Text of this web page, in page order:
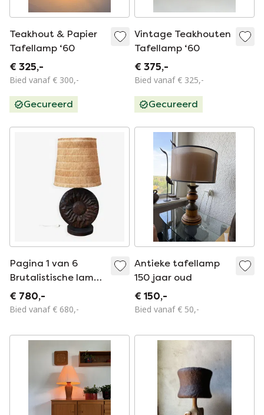
Teakhout & Papier
Tafellamp ‘60
€ 325,-
Bied vanaf € 300,-
Gecureerd
Vintage Teakhouten
Tafellamp ‘60
€ 375,-
Bied vanaf € 325,-
Gecureerd
Pagina 1 van 6
Brutalistische lamp
van hout en raffia,
gesigneerd
jaren 60.
€ 780,-
Bied vanaf € 680,-
Antieke tafellamp
150 jaar oud
€ 150,-
Bied vanaf € 50,-